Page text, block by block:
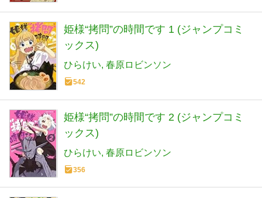
姫様“拷問”の時間です 1 (ジャンプコミ
ックス)
ひらけい 春原ロビンソン
542
姫様“拷問”の時間です 2 (ジャンプコミ
ックス)
ひらけい 春原ロビンソン
356